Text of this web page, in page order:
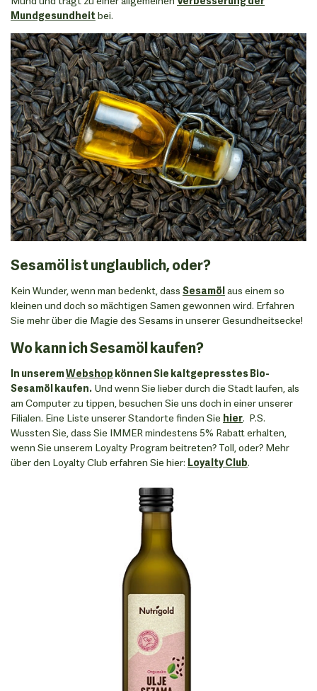
Mundgesundheitbei.
Sesamöl ist unglaublich, oder?
Kein Wunder, wenn man bedenkt, dass Sesamölaus einem so
kleinen und doch so mächtigen Samen gewonnen wird. Erfahren
Sie mehr über die Magie des Sesams in unserer Gesundheitsecke!
Wo kann ich Sesamöl kaufen?
In unseremWebshop können Sie kaltgepresstes Bio-
Sesamöl kaufen. Und wenn Sie lieber durch die Stadt laufen, als
am Computer zu tippen, besuchen Sie uns doch in einer unserer
Filialen. Eine Liste unserer Standorte finden Sie hier. P.S.
Wussten Sie, dass Sie IMMER mindestens 5% Rabatt erhalten,
wenn Sie unserem Loyalty Program beitreten? Toll, oder? Mehr
über den Loyalty Club erfahren Sie hier: Loyalty Club.